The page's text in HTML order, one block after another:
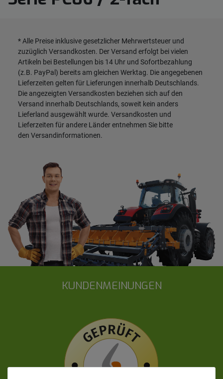
* Alle Preise inklusive gesetzlicher Mehrwertsteuer und
zuzüglich Versandkosten. Der Versand erfolgt bei vielen
Artikeln bei Bestellungen bis 14 Uhr und Sofortbezahlung
(z.B. PayPal) bereits am gleichen Werktag. Die angegebenen
Lieferzeiten gelten für Lieferungen innerhalb Deutschlands.
Die angezeigten Versandkosten beziehen sich auf den
Versand innerhalb Deutschlands, soweit kein anders
Lieferland ausgewählt wurde. Versandkosten und
Lieferzeiten für andere Länder entnehmen Sie bitte
den Versandinformationen.
KUNDENMEINUNGEN